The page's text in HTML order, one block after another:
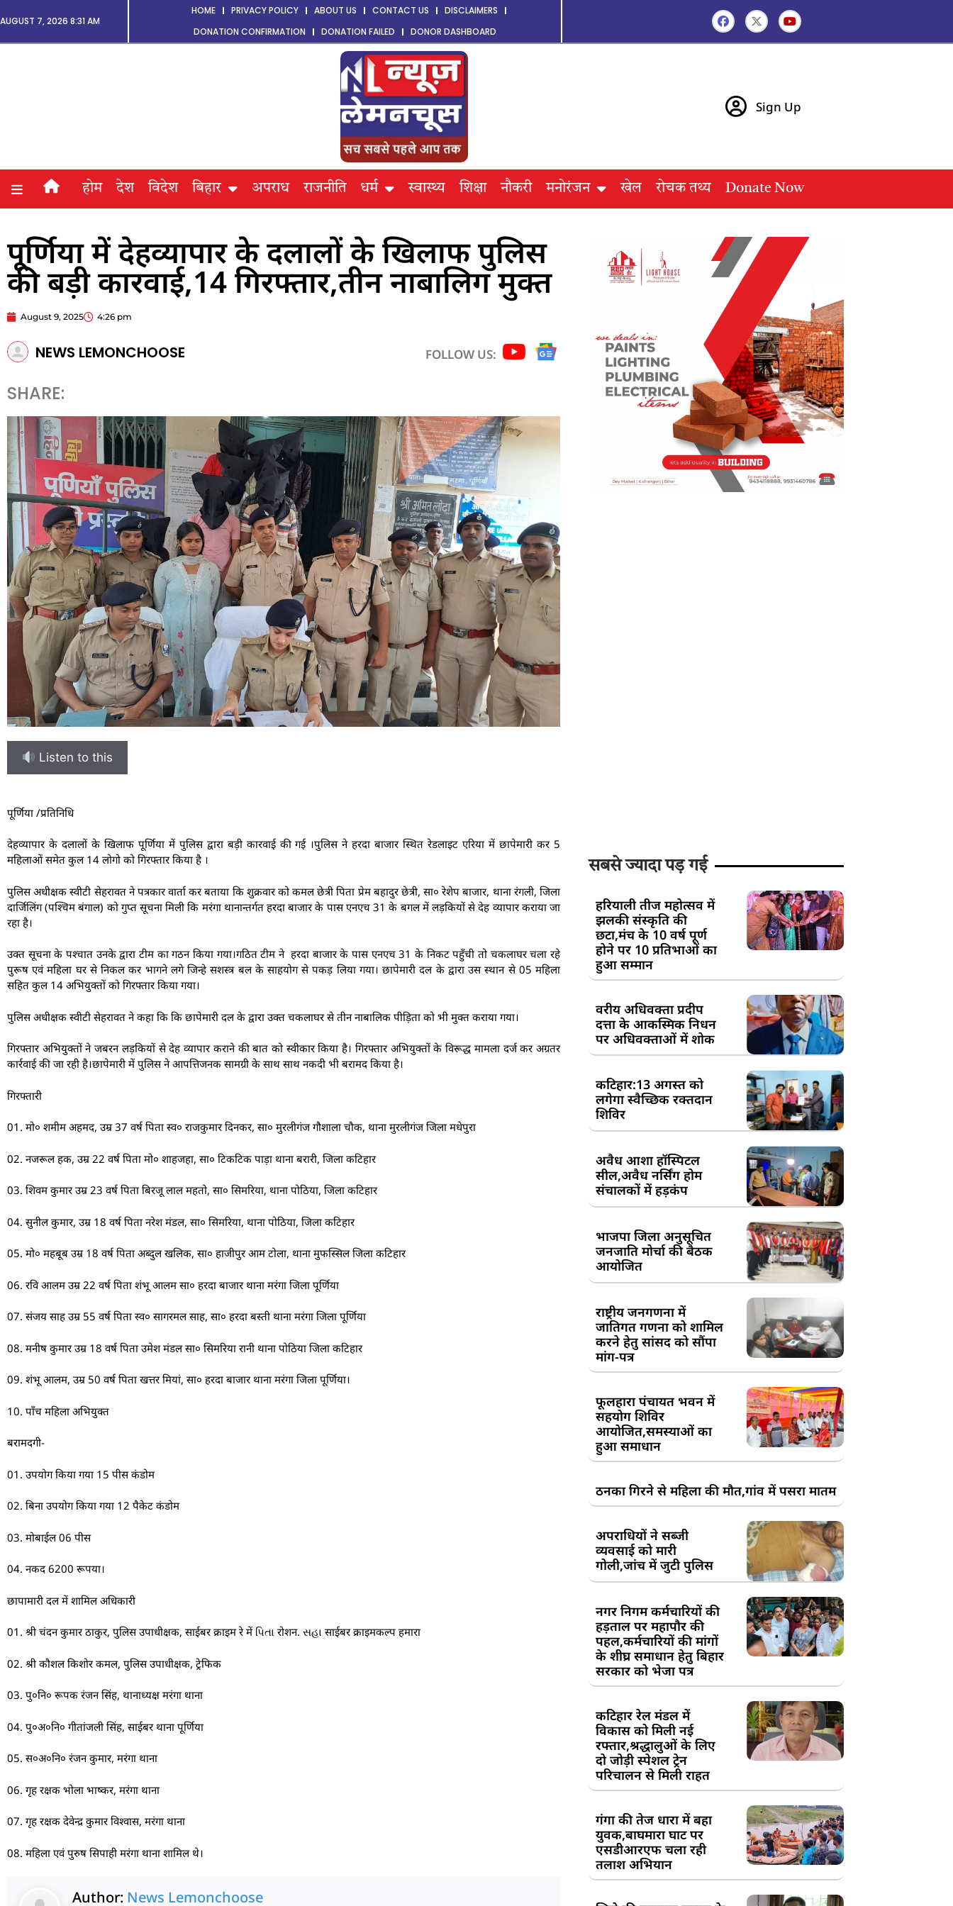
AUGUST 7, 2026 8:31 AM
HOME PRIVACY POLICY ABOUT US CONTACT US
DISCLAIMERS
DONATION CONFIRMATION
DONATION FAILED DONOR DASHBOARD
Sign Up
होम देश विदेश बिहार अपराध राजनीति धर्म स्वास्थ्य शिक्षा नौकरी मनोरंजन खेल रोचक तथ्य Donate Now
पूर्णिया में देहव्यापार के दलालों के खिलाफ पुलिस
की बड़ी कारवाई,14 गिरफ्तार,तीन नाबालिग मुक्त
August 9, 2025 4:26 pm
NEWS LEMONCHOOSE FOLLOW US:
SHARE:
Listen to this
पूर्णिया /प्रतिनिधि
देहव्यापार के दलालों के खिलाफ पूर्णिया में पुलिस द्वारा बड़ी कारवाई की गई ।पुलिस ने हरदा बाजार स्थित रेडलाइट एरिया में छापेमारी कर 5
महिलाओं समेत कुल 14 लोगो को गिरफ्तार किया है ।
पुलिस अधीक्षक स्वीटी सेहरावत ने पत्रकार वार्ता कर बताया कि शुक्रवार को कमल छेत्री पिता प्रेम बहादुर छेत्री, सा० रेशेप बाजार, थाना रंगली, जिला
दार्जिलिंग (पश्चिम बंगाल) को गुप्त सूचना मिली कि मरंगा थानान्तर्गत हरदा बाजार के पास एनएच 31 के बगल में लड़कियों से देह व्यापार कराया जा
रहा है।
उक्त सूचना के पश्चात उनके द्वारा टीम का गठन किया गया।गठित टीम ने हरदा बाजार के पास एनएच 31 के निकट पहुँची तो चकलाघर चला रहे
पुरूष एवं महिला घर से निकल कर भागने लगे जिन्हे सशस्त्र बल के साहयोग से पकड़ लिया गया। छापेमारी दल के द्वारा उस स्थान से 05 महिला
सहित कुल 14 अभियुक्तों को गिरफ्तार किया गया।
पुलिस अधीक्षक स्वीटी सेहरावत ने कहा कि कि छापेमारी दल के द्वारा उक्त चकलाघर से तीन नाबालिक पीड़िता को भी मुक्त कराया गया।
गिरफ्तार अभियुक्तों ने जबरन लड़कियों से देह व्यापार कराने की बात को स्वीकार किया है। गिरफ्तार अभियुक्तों के विरूद्ध मामला दर्ज कर अग्रतर
कार्रवाई की जा रही है।छापेमारी में पुलिस ने आपत्तिजनक सामग्री के साथ साथ नकदी भी बरामद किया है।
गिरफ्तारी
01. मो० शमीम अहमद, उम्र 37 वर्ष पिता स्व० राजकुमार दिनकर, सा० मुरलीगंज गौशाला चौक, थाना मुरलीगंज जिला मधेपुरा
02. नजरूल हक, उम्र 22 वर्ष पिता मो० शाहजहा, सा० टिकटिक पाड़ा थाना बरारी, जिला कटिहार
03. शिवम कुमार उम्र 23 वर्ष पिता बिरजू लाल महतो, सा० सिमरिया, थाना पोठिया, जिला कटिहार
04. सुनील कुमार, उम्र 18 वर्ष पिता नरेश मंडल, सा० सिमरिया, थाना पोठिया, जिला कटिहार
05. मो० महबूब उम्र 18 वर्ष पिता अब्दुल खलिक, सा० हाजीपुर आम टोला, थाना मुफस्सिल जिला कटिहार
06. रवि आलम उम्र 22 वर्ष पिता शंभू आलम सा० हरदा बाजार थाना मरंगा जिला पूर्णिया
07. संजय साह उम्र 55 वर्ष पिता स्व० सागरमल साह, सा० हरदा बस्ती थाना मरंगा जिला पूर्णिया
08. मनीष कुमार उम्र 18 वर्ष पिता उमेश मंडल सा० सिमरिया रानी थाना पोठिया जिला कटिहार
09. शंभू आलम, उम्र 50 वर्ष पिता खत्तर मियां, सा० हरदा बाजार थाना मरंगा जिला पूर्णिया।
10. पाँच महिला अभियुक्त
बरामदगी-
01. उपयोग किया गया 15 पीस कंडोम
02. बिना उपयोग किया गया 12 पैकेट कंडोम
03. मोबाईल 06 पीस
04. नकद 6200 रूपया।
छापामारी दल में शामिल अधिकारी
01. श्री चंदन कुमार ठाकुर, पुलिस उपाधीक्षक, साईबर क्राइम रे में પિતા रोशन. સહા साईबर क्राइमकल्प हमारा
02. श्री कौशल किशोर कमल, पुलिस उपाधीक्षक, ट्रेफिक
03. पु०नि० रूपक रंजन सिंह, थानाध्यक्ष मरंगा थाना
04. पु०अ०नि० गीतांजली सिंह, साईबर थाना पूर्णिया
05. स०अ०नि० रंजन कुमार, मरंगा थाना
06. गृह रक्षक भोला भाष्कर, मरंगा थाना
07. गृह रक्षक देवेन्द्र कुमार विश्वास, मरंगा थाना
08. महिला एवं पुरुष सिपाही मरंगा थाना शामिल थे।
Author: News Lemonchoose
सबसे ज्यादा पड़ गई
हरियाली तीज महोत्सव में
झलकी संस्कृति की
छटा,मंच के 10 वर्ष पूर्ण
होने पर 10 प्रतिभाओं का
हुआ सम्मान
वरीय अधिवक्ता प्रदीप
दत्ता के आकस्मिक निधन
पर अधिवक्ताओं में शोक
कटिहार:13 अगस्त को
लगेगा स्वैच्छिक रक्तदान
शिविर
अवैध आशा हॉस्पिटल
सील,अवैध नर्सिंग होम
संचालकों में हड़कंप
भाजपा जिला अनुसूचित
जनजाति मोर्चा की बैठक
आयोजित
राष्ट्रीय जनगणना में
जातिगत गणना को शामिल
करने हेतु सांसद को सौंपा
मांग-पत्र
फूलहारा पंचायत भवन में
सहयोग शिविर
आयोजित,समस्याओं का
हुआ समाधान
ठनका गिरने से महिला की मौत,गांव में पसरा मातम
अपराधियों ने सब्जी
व्यवसाई को मारी
गोली,जांच में जुटी पुलिस
नगर निगम कर्मचारियों की
हड़ताल पर महापौर की
पहल,कर्मचारियों की मांगों
के शीघ्र समाधान हेतु बिहार
सरकार को भेजा पत्र
कटिहार रेल मंडल में
विकास को मिली नई
रफ्तार,श्रद्धालुओं के लिए
दो जोड़ी स्पेशल ट्रेन
परिचालन से मिली राहत
गंगा की तेज धारा में बहा
युवक,बाघमारा घाट पर
एसडीआरएफ चला रही
तलाश अभियान